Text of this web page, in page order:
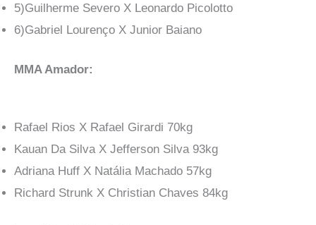
5)Guilherme Severo X Leonardo Picolotto
6)Gabriel Lourenço X Junior Baiano
MMA Amador:
Rafael Rios X Rafael Girardi 70kg
Kauan Da Silva X Jefferson Silva 93kg
Adriana Huff X Natália Machado 57kg
Richard Strunk X Christian Chaves 84kg